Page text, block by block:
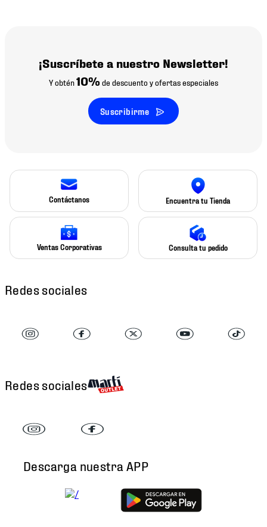
¡Suscríbete a nuestro Newsletter!
Y obtén10% de descuento y ofertas especiales
Suscribirme
Contáctanos Encuentra tu Tienda
Ventas Corporativas Consulta tu pedido
Redes sociales
Redes sociales
Descarga nuestra APP